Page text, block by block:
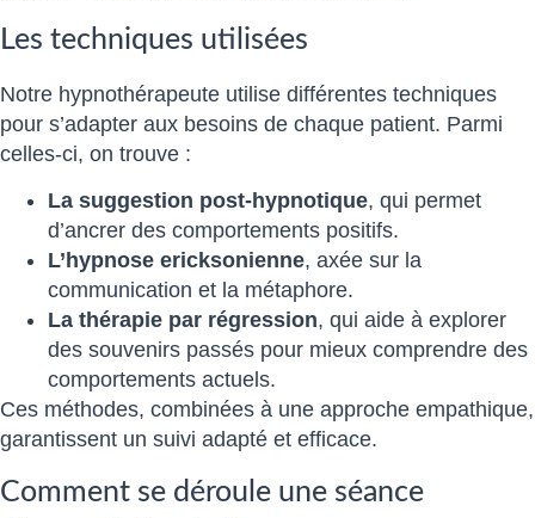
Les techniques utilisées
Notre hypnothérapeute utilise différentes techniques
pour s’adapter aux besoins de chaque patient. Parmi
celles-ci, on trouve :
La suggestion post-hypnotique, qui permet
d’ancrer des comportements positifs.
L’hypnose ericksonienne, axée sur la
communication et la métaphore.
La thérapie par régression, qui aide à explorer
des souvenirs passés pour mieux comprendre des
comportements actuels.
Ces méthodes, combinées à une approche empathique,
garantissent un suivi adapté et efficace.
Comment se déroule une séance